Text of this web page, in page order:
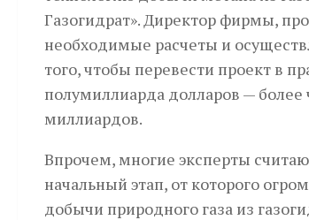
Газогидрат». Директор фирмы,
необходимые расчеты и
того, чтобы перевести проект в
полумиллиарда долларов —
миллиардов.
Впрочем, многие эксперты
начальный этап, от которого
добычи природного газа из